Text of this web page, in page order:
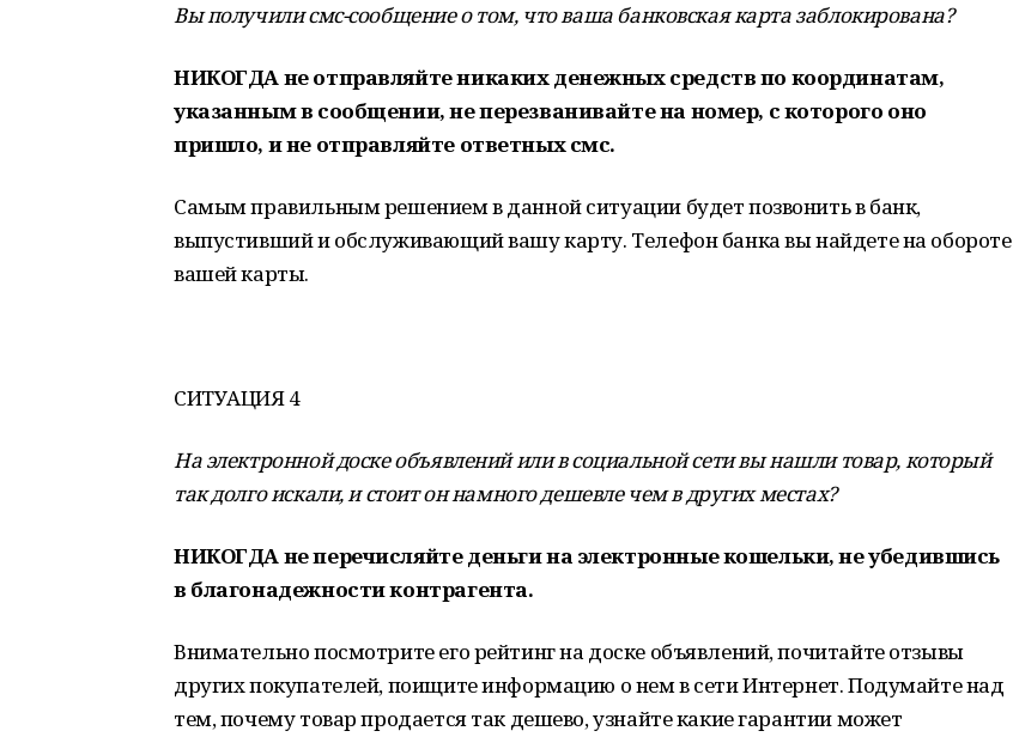
Вы получили смс-сообщение о том, что ваша банковская карта заблокирована?
НИКОГДА не отправляйте никаких денежных средств по координатам,
указанным в сообщении, не перезванивайте на номер, с которого оно
пришло, и не отправляйте ответных смс.
Самым правильным решением в данной ситуации будет позвонить в банк,
выпустивший и обслуживающий вашу карту. Телефон банка вы найдете на обороте
вашей карты.
СИТУАЦИЯ 4
На электронной доске объявлений или в социальной сети вы нашли товар, который
так долго искали, и стоит он намного дешевле чем в других местах?
НИКОГДА не перечисляйте деньги на электронные кошельки, не убедившись
в благонадежности контрагента.
Внимательно посмотрите его рейтинг на доске объявлений, почитайте отзывы
других покупателей, поищите информацию о нем в сети Интернет. Подумайте над
тем, почему товар продается так дешево, узнайте какие гарантии может